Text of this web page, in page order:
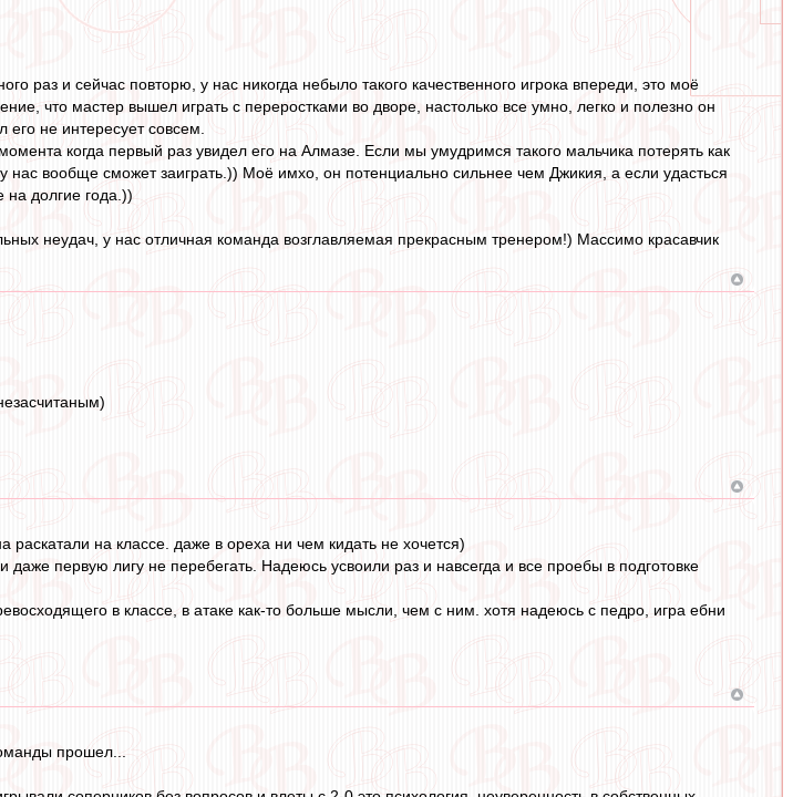
раз и сейчас повторю, у нас никогда небыло такого качественного игрока впереди, это моё
что мастер вышел играть с переростками во дворе, настолько все умно, легко и полезно он
его не интересует совсем.
когда первый раз увидел его на Алмазе. Если мы умудримся такого мальчика потерять как
нас вообще сможет заиграть.)) Моё имхо, он потенциально сильнее чем Джикия, а если удасться
на долгие года.))
неудач, у нас отличная команда возглавляемая прекрасным тренером!) Массимо красавчик
на классе. даже в ореха ни чем кидать не хочется)
первую лигу не перебегать. Надеюсь усвоили раз и навсегда и все проебы в подготовке
в классе, в атаке как-то больше мысли, чем с ним. хотя надеюсь с педро, игра ебни
прошел...